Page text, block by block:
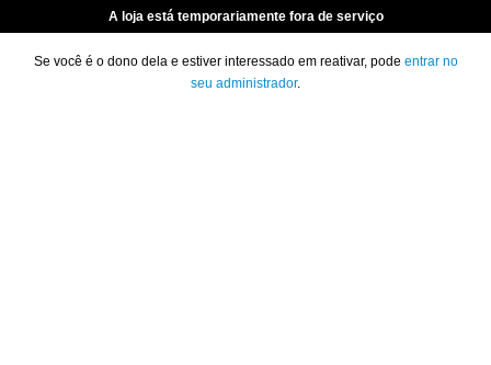
A loja está temporariamente fora de serviço
Se você é o dono dela e estiver interessado em reativar, pode entrar no
seu administrador.